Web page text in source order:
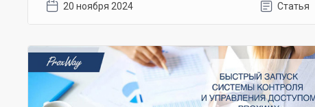
20 ноября 2024 Статья